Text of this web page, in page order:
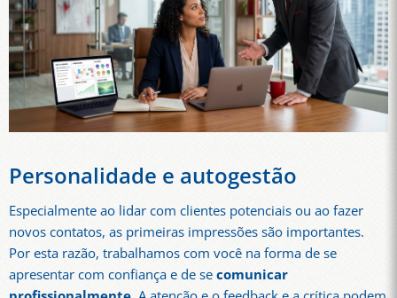
Personalidade e autogestão
Especialmente ao lidar com clientes potenciais ou ao fazer
novos contatos, as primeiras impressões são importantes.
Por esta razão, trabalhamos com você na forma de se
apresentar com confiança e de secomunicar